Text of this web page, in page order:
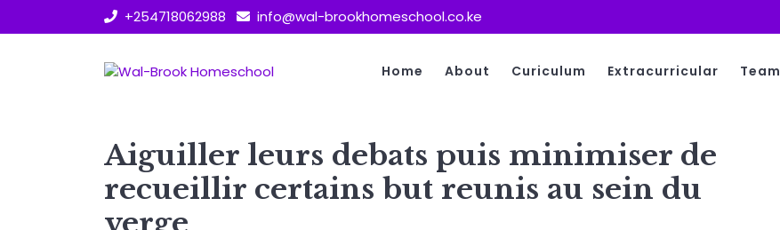
+254718062988 info@wal-brookhomeschool.co.ke
Home About Curiculum Extracurricular Team
Aiguiller leurs debats puis minimiser de
recueillir certains but reunis au sein du